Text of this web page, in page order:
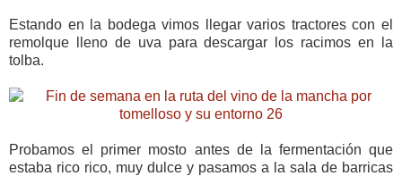
Estando en la bodega vimos llegar varios tractores con el
remolque lleno de uva para descargar los racimos en la
tolba.
Probamos el primer mosto antes de la fermentación que
estaba rico rico, muy dulce y pasamos a la sala de barricas